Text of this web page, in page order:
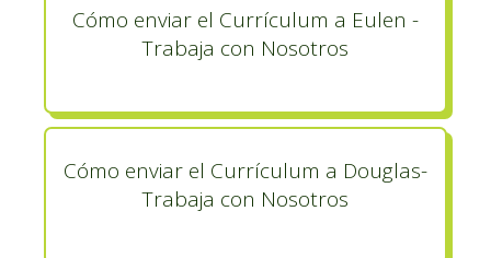
Cómo enviar el Currículum a Eulen -
Trabaja con Nosotros
Cómo enviar el Currículum a Douglas-
Trabaja con Nosotros